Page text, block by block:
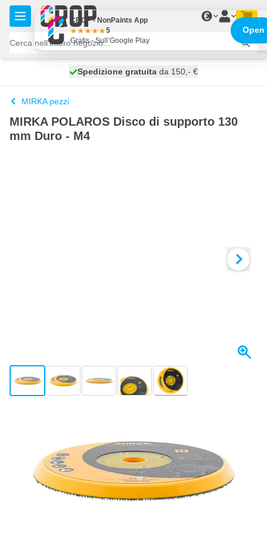
Salta al contenuto
€
spedito oggi
Spedizione gratuita da 150,- €
100 giorni
MIRKA pezzi
MIRKA POLAROS Disco di supporto 130
mm Duro - M4
View larger imageView larger imageView larger image
€ incl. IVA
Quantità
Aggiungi al Carrello
CROP - NonPaints App
5
Gratis - Sull’Google Play
Open